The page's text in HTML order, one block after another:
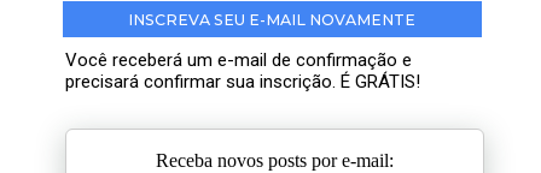
INSCREVA SEU E-MAIL NOVAMENTE
Você receberá um e-mail de confirmação e
precisará confirmar sua inscrição. É GRÁTIS!
Receba novos posts por e-mail: